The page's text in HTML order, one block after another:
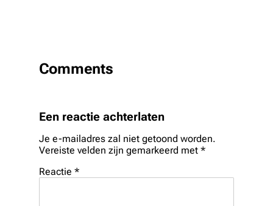
Comments
Een reactie achterlaten
Je e-mailadres zal niet getoond worden.
Vereiste velden zijn gemarkeerd met *
Reactie *